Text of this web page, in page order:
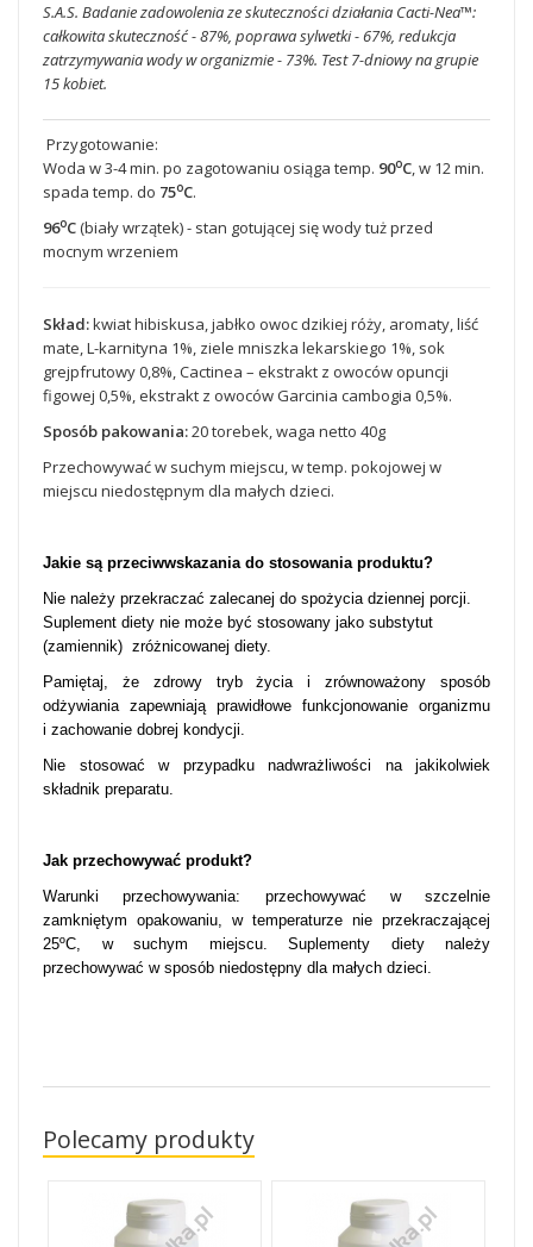
S.A.S. Badanie zadowolenia ze skuteczności działania Cacti-Nea™:
całkowita skuteczność - 87%, poprawa sylwetki - 67%, redukcja
zatrzymywania wody w organizmie - 73%. Test 7-dniowy na grupie
15 kobiet.
Przygotowanie:
Woda w 3-4 min. po zagotowaniu osiąga temp. 90oC, w 12 min.
spada temp. do 75oC.
96oC(biały wrzątek) - stan gotującej się wody tuż przed
mocnym wrzeniem
Skład:kwiat hibiskusa, jabłko owoc dzikiej róży, aromaty, liść
mate, L-karnityna 1%, ziele mniszka lekarskiego 1%, sok
grejpfrutowy 0,8%, Cactinea – ekstrakt z owoców opuncji
figowej 0,5%, ekstrakt z owoców Garcinia cambogia 0,5%.
Sposób pakowania:20 torebek, waga netto 40g
Przechowywać w suchym miejscu, w temp. pokojowej w
miejscu niedostępnym dla małych dzieci.
Jakie są przeciwwskazania do stosowania produktu?
Nie należy przekraczać zalecanej do spożycia dziennej porcji.
Suplement diety nie może być stosowany jako substytut
(zamiennik) zróżnicowanej diety.
Pamiętaj, że zdrowy tryb życia i zrównoważony sposób
odżywiania zapewniają prawidłowe funkcjonowanie organizmu
i zachowanie dobrej kondycji.
Nie stosować w przypadku nadwrażliwości na jakikolwiek
składnik preparatu.
Jak przechowywać produkt?
Warunki przechowywania: przechowywać w szczelnie
zamkniętym opakowaniu, w temperaturze nie przekraczającej
25ºC, w suchym miejscu. Suplementy diety należy
przechowywać w sposób niedostępny dla małych dzieci.
Polecamy produkty